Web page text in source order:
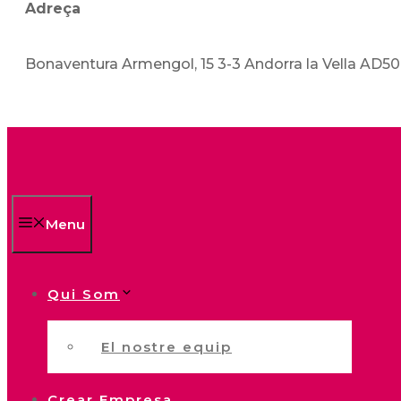
Adreça
Bonaventura Armengol, 15 3-3 Andorra la Vella
Menu
Qui Som
El nostre equip